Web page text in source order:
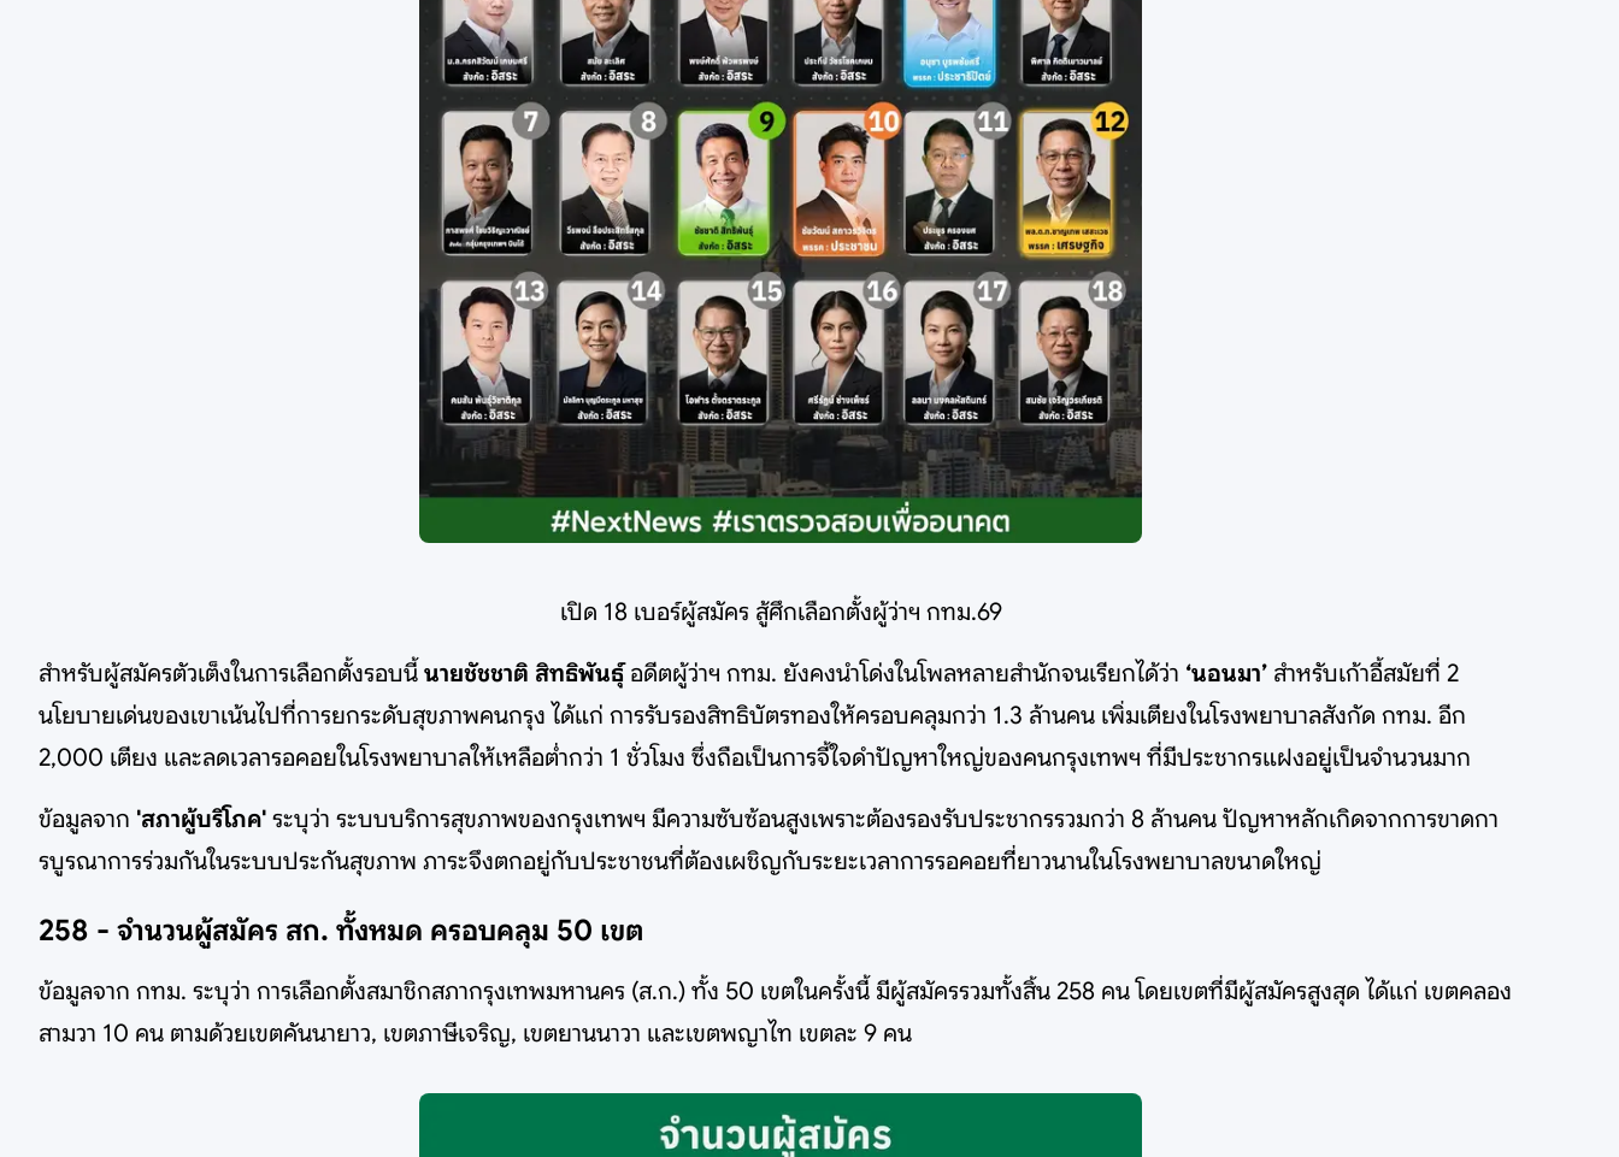
เปิด 18 เบอร์ผู้สมัคร สู้ศึกเลือกตั้งผู้ว่าฯ กทม.69
สำหรับผู้สมัครตัวเต็งในการเลือกตั้งรอบนี้ นายชัชชาติ สิทธิพันธุ์อดีตผู้ว่าฯ กทม. ยังคงนำโด่งในโพลหลายสำนักจนเรียกได้ว่า ‘นอนมา’ สำหรับเก้าอี้สมัยที่ 2
นโยบายเด่นของเขาเน้นไปที่การยกระดับสุขภาพคนกรุง ได้แก่ การรับรองสิทธิบัตรทองให้ครอบคลุมกว่า 1.3 ล้านคน เพิ่มเตียงในโรงพยาบาลสังกัด กทม. อีก
2,000 เตียง และลดเวลารอคอยในโรงพยาบาลให้เหลือต่ำกว่า 1 ชั่วโมง ซึ่งถือเป็นการจี้ใจดำปัญหาใหญ่ของคนกรุงเทพฯ ที่มีประชากรแฝงอยู่เป็นจำนวนมาก
ข้อมูลจาก 'สภาผู้บริโภค' ระบุว่า ระบบบริการสุขภาพของกรุงเทพฯ มีความซับซ้อนสูงเพราะต้องรองรับประชากรรวมกว่า 8 ล้านคน ปัญหาหลักเกิดจากการขาดกา
รบูรณาการร่วมกันในระบบประกันสุขภาพ ภาระจึงตกอยู่กับประชาชนที่ต้องเผชิญกับระยะเวลาการรอคอยที่ยาวนานในโรงพยาบาลขนาดใหญ่
258 - จำนวนผู้สมัคร สก. ทั้งหมด ครอบคลุม 50 เขต
ข้อมูลจาก กทม. ระบุว่า การเลือกตั้งสมาชิกสภากรุงเทพมหานคร (ส.ก.) ทั้ง 50 เขตในครั้งนี้ มีผู้สมัครรวมทั้งสิ้น 258 คน โดยเขตที่มีผู้สมัครสูงสุด ได้แก่ เขตคลอง
สามวา 10 คน ตามด้วยเขตคันนายาว, เขตภาษีเจริญ, เขตยานนาวา และเขตพญาไท เขตละ 9 คน